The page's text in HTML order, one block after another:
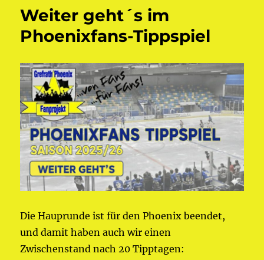
Weiter geht´s im
Phoenixfans-Tippspiel
Die Hauprunde ist für den Phoenix beendet,
und damit haben auch wir einen
Zwischenstand nach 20 Tipptagen: